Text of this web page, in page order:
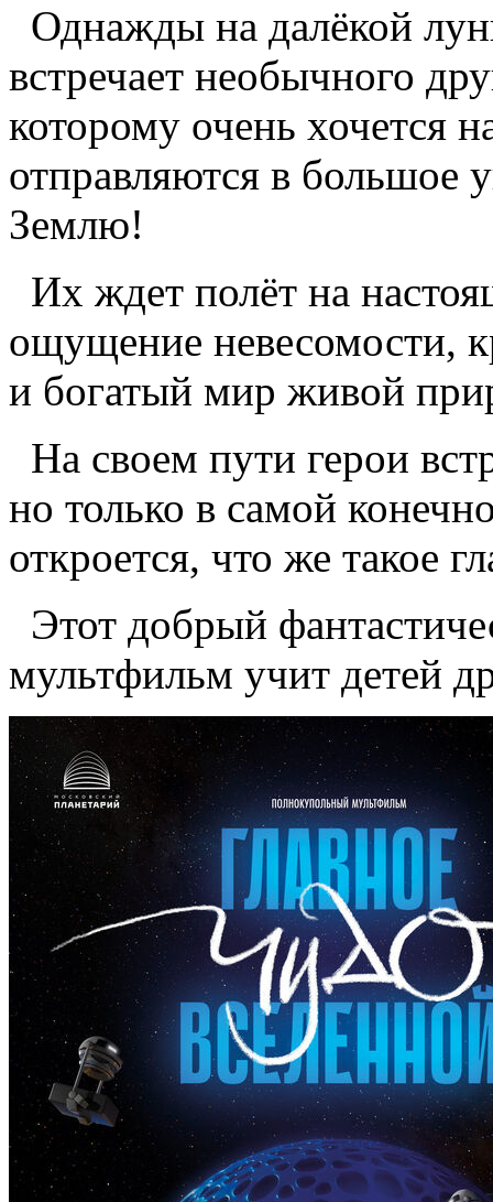
Однажды на далёкой
встречает необычного
которому очень хочется
отправляются в большое
Землю!
Их ждет полёт на
ощущение невесомости,
и богатый мир живой
На своем пути герои
но только в самой
откроется, что же такое
Этот добрый
мультфильм учит детей